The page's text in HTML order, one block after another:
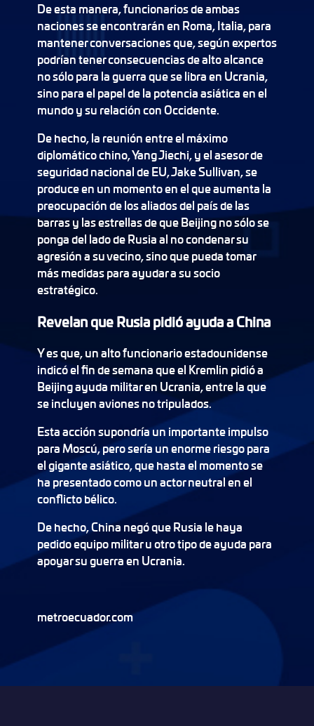
De esta manera, funcionarios de ambas
naciones se encontrarán en Roma, Italia, para
mantener conversaciones que, según expertos
podrían tener consecuencias de alto alcance
no sólo para la guerra que se libra en Ucrania,
sino para el papel de la potencia asiática en el
mundo y su relación con Occidente.
De hecho, la reunión entre el máximo
diplomático chino, Yang Jiechi, y el asesor de
seguridad nacional de EU, Jake Sullivan, se
produce en un momento en el que aumenta la
preocupación de los aliados del país de las
barras y las estrellas de que Beijing no sólo se
ponga del lado de Rusia al no condenar su
agresión a su vecino, sino que pueda tomar
más medidas para ayudar a su socio
estratégico.
Revelan que Rusia pidió ayuda a China
Y es que, un alto funcionario estadounidense
indicó el fin de semana que el Kremlin pidió a
Beijing ayuda militar en Ucrania, entre la que
se incluyen aviones no tripulados.
Esta acción supondría un importante impulso
para Moscú, pero sería un enorme riesgo para
el gigante asiático, que hasta el momento se
ha presentado como un actor neutral en el
conflicto bélico.
De hecho, China negó que Rusia le haya
pedido equipo militar u otro tipo de ayuda para
apoyar su guerra en Ucrania.
metroecuador.com